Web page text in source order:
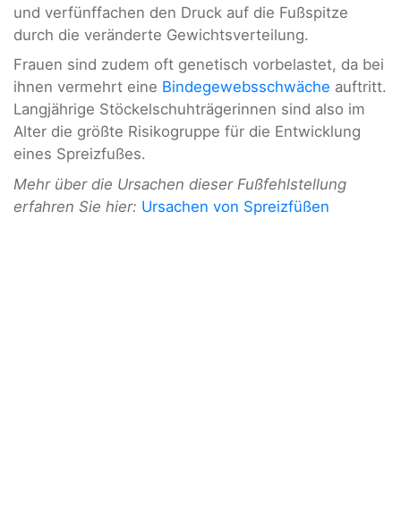
und verfünffachen den Druck auf die Fußspitze
durch die veränderte Gewichtsverteilung.
Frauen sind zudem oft genetisch vorbelastet, da bei
ihnen vermehrt eine Bindegewebsschwäche auftritt.
Langjährige Stöckelschuhträgerinnen sind also im
Alter die größte Risikogruppe für die Entwicklung
eines Spreizfußes.
Mehr über die Ursachen dieser Fußfehlstellung
erfahren Sie hier: Ursachen von Spreizfüßen